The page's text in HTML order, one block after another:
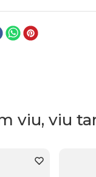
viu, viu